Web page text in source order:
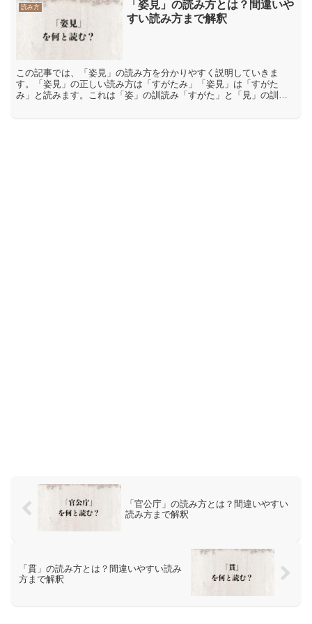
読み方
「姿見」の読み方とは？間違いや
すい読み方まで解釈
この記事では、「姿見」の読み方を分かりやすく説明していきま
す。「姿見」の正しい読み方は「すがたみ」「姿見」は「すがた
み」と読みます。これは「姿」の訓読み「すがた」と「見」の訓読
「官公庁」の読み方とは？間違いやすい
読み方まで解釈
「貫」の読み方とは？間違いやすい読み
方まで解釈